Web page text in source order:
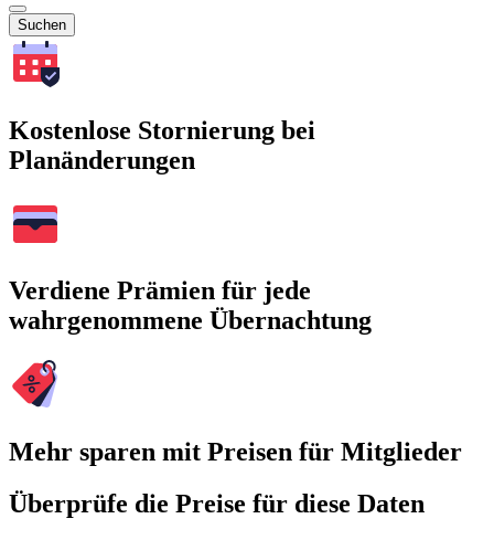
Suchen
Kostenlose Stornierung bei
Planänderungen
Verdiene Prämien für jede
wahrgenommene Übernachtung
Mehr sparen mit Preisen für Mitglieder
Überprüfe die Preise für diese Daten